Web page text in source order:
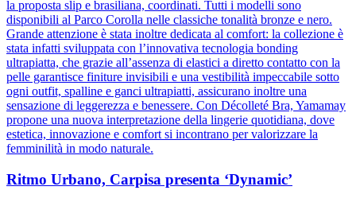
la proposta slip e brasiliana, coordinati. Tutti i modelli sono
disponibili al Parco Corolla nelle classiche tonalità bronze e nero.
Grande attenzione è stata inoltre dedicata al comfort: la collezione è
stata infatti sviluppata con l’innovativa tecnologia bonding
ultrapiatta, che grazie all’assenza di elastici a diretto contatto con la
pelle garantisce finiture invisibili e una vestibilità impeccabile sotto
ogni outfit, spalline e ganci ultrapiatti, assicurano inoltre una
sensazione di leggerezza e benessere. Con Décolleté Bra, Yamamay
propone una nuova interpretazione della lingerie quotidiana, dove
estetica, innovazione e comfort si incontrano per valorizzare la
femminilità in modo naturale.
Ritmo Urbano, Carpisa presenta ‘Dynamic’